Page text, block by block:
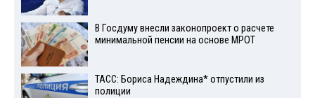
В Госдуму внесли законопроект о расчете
минимальной пенсии на основе МРОТ
ТАСС: Бориса Надеждина* отпустили из
полиции